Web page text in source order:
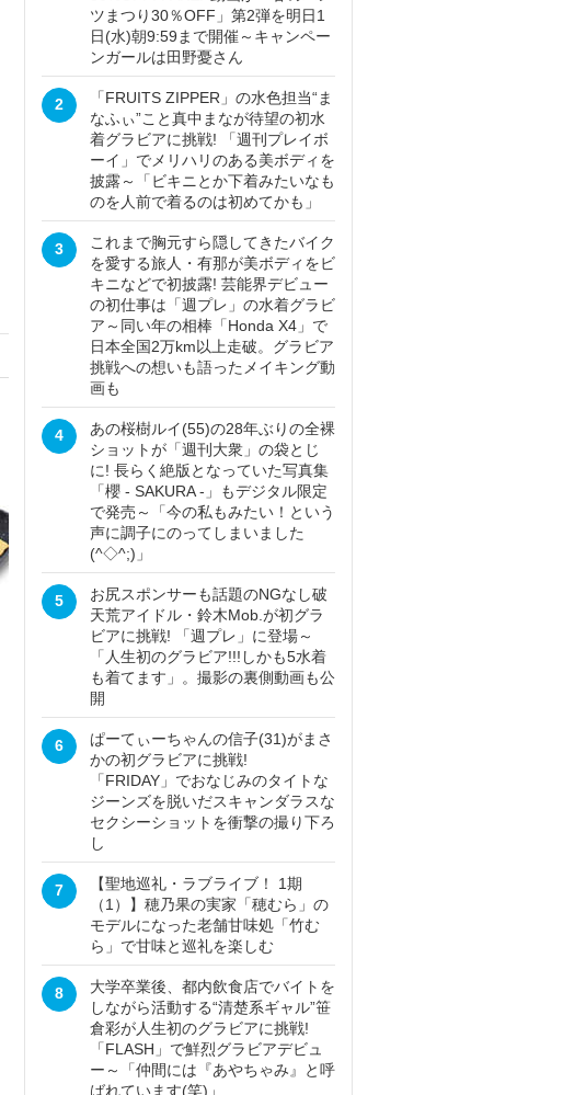
ツまつり30％OFF」第2弾を明日1
日(水)朝9:59まで開催～キャンペー
ンガールは田野憂さん
2
「FRUITS ZIPPER」の水色担当“ま
なふぃ”こと真中まなが待望の初水
着グラビアに挑戦! 「週刊プレイボ
ーイ」でメリハリのある美ボディを
披露～「ビキニとか下着みたいなも
のを人前で着るのは初めてかも」
3
これまで胸元すら隠してきたバイク
を愛する旅人・有那が美ボディをビ
キニなどで初披露! 芸能界デビュー
の初仕事は「週プレ」の水着グラビ
ア～同い年の相棒「Honda X4」で
日本全国2万km以上走破。グラビア
挑戦への想いも語ったメイキング動
画も
4
あの桜樹ルイ(55)の28年ぶりの全裸
ショットが「週刊大衆」の袋とじ
に! 長らく絶版となっていた写真集
「櫻 - SAKURA -」もデジタル限定
で発売～「今の私もみたい！という
声に調子にのってしまいました
(^◇^;)」
5
お尻スポンサーも話題のNGなし破
天荒アイドル・鈴木Mob.が初グラ
ビアに挑戦! 「週プレ」に登場～
「人生初のグラビア!!!しかも5水着
も着てます」。撮影の裏側動画も公
開
6
ぱーてぃーちゃんの信子(31)がまさ
かの初グラビアに挑戦!
「FRIDAY」でおなじみのタイトな
ジーンズを脱いだスキャンダラスな
セクシーショットを衝撃の撮り下ろ
し
7
【聖地巡礼・ラブライブ！ 1期
（1）】穂乃果の実家「穂むら」の
モデルになった老舗甘味処「竹む
ら」で甘味と巡礼を楽しむ
8
大学卒業後、都内飲食店でバイトを
しながら活動する“清楚系ギャル”笹
倉彩が人生初のグラビアに挑戦!
「FLASH」で鮮烈グラビアデビュ
ー～「仲間には『あやちゃみ』と呼
ばれています(笑)」